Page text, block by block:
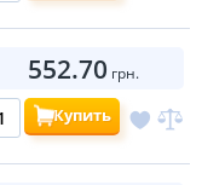
552.70 грн.
Купить